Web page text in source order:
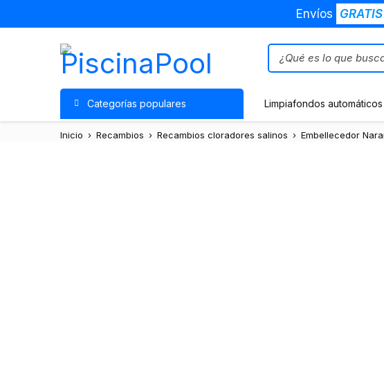
Envíos GRATIS
Categorías populares Limpiafondos automáticos
Inicio › Recambios › Recambios cloradores salinos › Embellecedor